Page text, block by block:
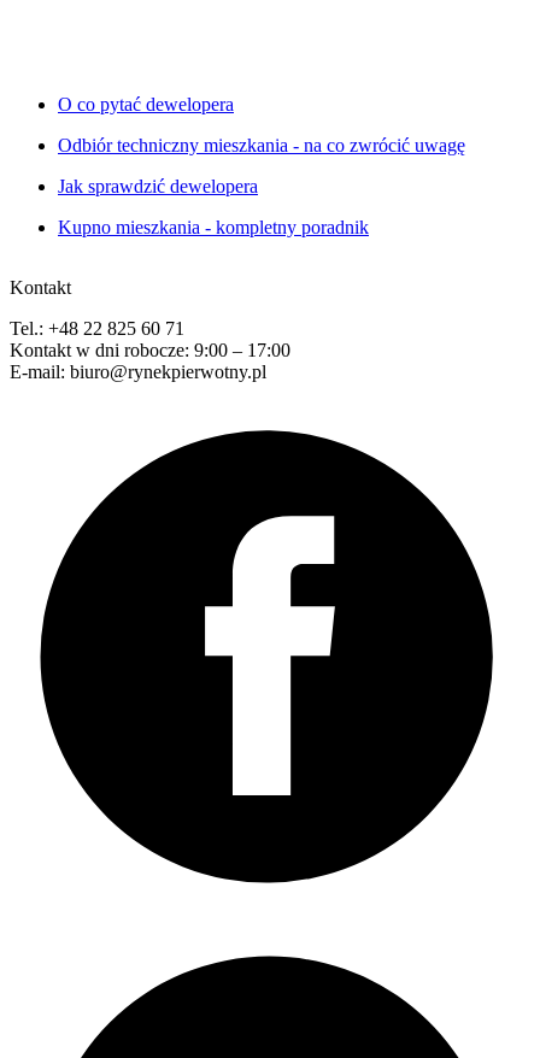
O co pytać dewelopera
Odbiór techniczny mieszkania - na co zwrócić uwagę
Jak sprawdzić dewelopera
Kupno mieszkania - kompletny poradnik
Kontakt
Tel.: +48 22 825 60 71
Kontakt w dni robocze: 9:00 – 17:00
E-mail: biuro@rynekpierwotny.pl